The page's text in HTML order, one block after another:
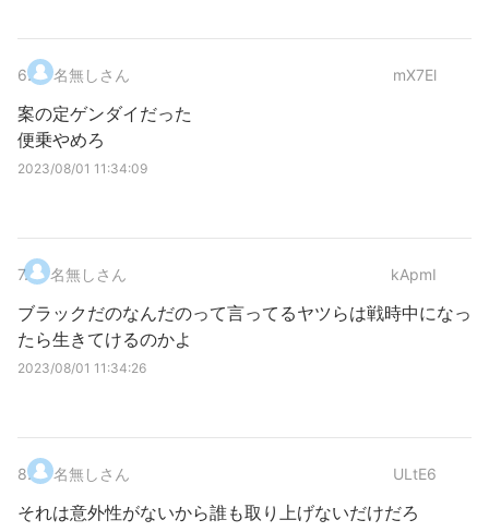
6. 名無しさん mX7El
案の定ゲンダイだった
便乗やめろ
2023/08/01 11:34:09
7. 名無しさん kApmI
ブラックだのなんだのって言ってるヤツらは戦時中になっ
たら生きてけるのかよ
2023/08/01 11:34:26
8. 名無しさん ULtE6
それは意外性がないから誰も取り上げないだけだろ